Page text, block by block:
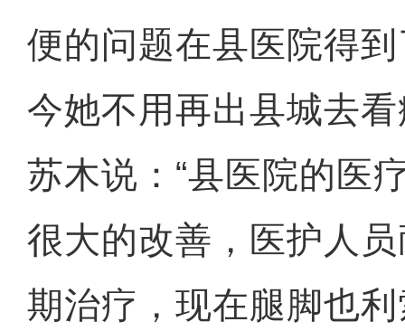
便的问题在县医院得
今她不用再出县城去
苏木说：“县医院的医
很大的改善，医护人
期治疗，现在腿脚也